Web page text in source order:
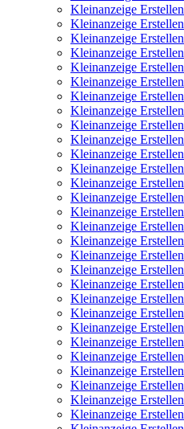
Kleinanzeige Erstellen
Kleinanzeige Erstellen
Kleinanzeige Erstellen
Kleinanzeige Erstellen
Kleinanzeige Erstellen
Kleinanzeige Erstellen
Kleinanzeige Erstellen
Kleinanzeige Erstellen
Kleinanzeige Erstellen
Kleinanzeige Erstellen
Kleinanzeige Erstellen
Kleinanzeige Erstellen
Kleinanzeige Erstellen
Kleinanzeige Erstellen
Kleinanzeige Erstellen
Kleinanzeige Erstellen
Kleinanzeige Erstellen
Kleinanzeige Erstellen
Kleinanzeige Erstellen
Kleinanzeige Erstellen
Kleinanzeige Erstellen
Kleinanzeige Erstellen
Kleinanzeige Erstellen
Kleinanzeige Erstellen
Kleinanzeige Erstellen
Kleinanzeige Erstellen
Kleinanzeige Erstellen
Kleinanzeige Erstellen
Kleinanzeige Erstellen